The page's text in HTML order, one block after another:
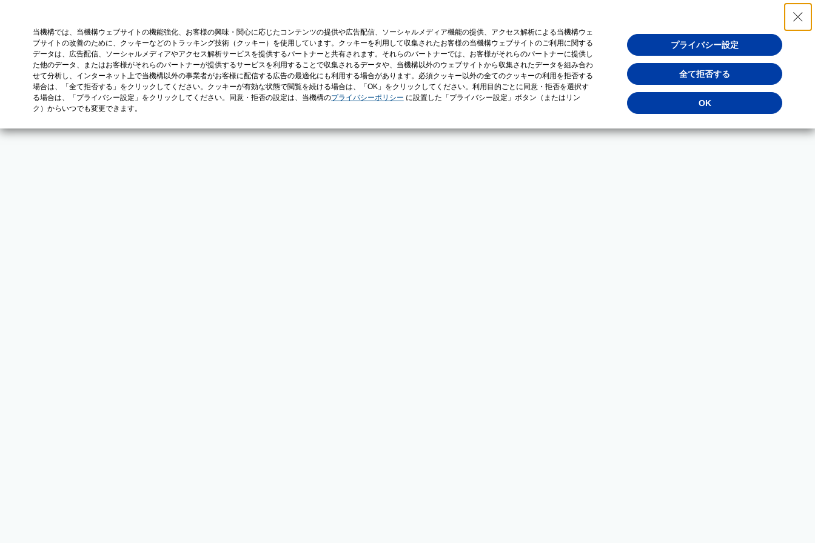
当機構では、当機構ウェブサイトの機能強化、お客様の興味・関心に応じたコンテンツの提供や広告配信、ソーシャルメディア機能の提供、アクセス解析による当機構ウェ
ブサイトの改善のために、クッキーなどのトラッキング技術（クッキー）を使用しています。クッキーを利用して収集されたお客様の当機構ウェブサイトのご利用に関する
データは、広告配信、ソーシャルメディアやアクセス解析サービスを提供するパートナーと共有されます。それらのパートナーでは、お客様がそれらのパートナーに提供し
た他のデータ、またはお客様がそれらのパートナーが提供するサービスを利用することで収集されるデータや、当機構以外のウェブサイトから収集されたデータを組み合わ
せて分析し、インターネット上で当機構以外の事業者がお客様に配信する広告の最適化にも利用する場合があります。必須クッキー以外の全てのクッキーの利用を拒否する
場合は、「全て拒否する」をクリックしてください。クッキーが有効な状態で閲覧を続ける場合は、「OK」をクリックしてください。利用目的ごとに同意・拒否を選択す
る場合は、「プライバシー設定」をクリックしてください。同意・拒否の設定は、当機構のプライバシーポリシー に設置した「プライバシー設定」ボタン（またはリン
ク）からいつでも変更できます。
プライバシー設定
全て拒否する
OK